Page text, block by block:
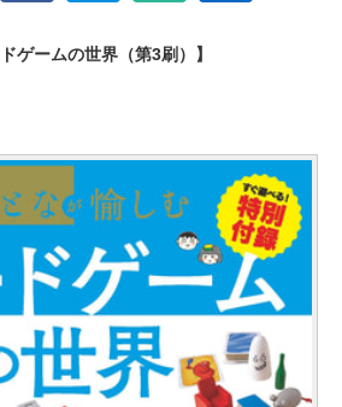
ゲームの世界（第3刷）】